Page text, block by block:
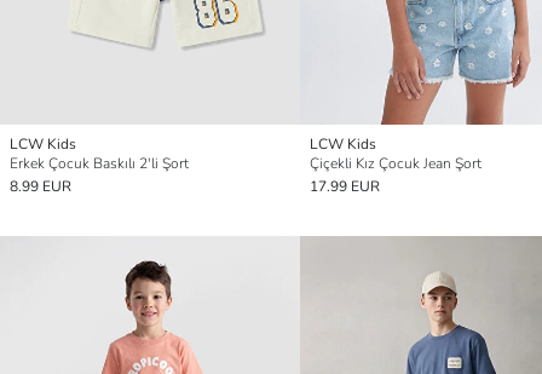
LCW Kids
Erkek Çocuk Baskılı 2'li Şort
8.99 EUR
LCW Kids
Çiçekli Kız Çocuk Jean Şort
17.99 EUR